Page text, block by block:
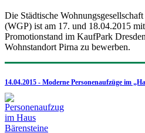
Die Städtische
(WGP) ist am 17. und 18.04.2015
Promotionstand im KaufPark
Wohnstandort Pirna zu bewerben.
14.04.2015 - Moderne Personenaufzüge im